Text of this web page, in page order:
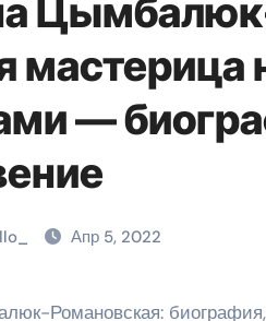
мастерица
—
Апр 5, 2022